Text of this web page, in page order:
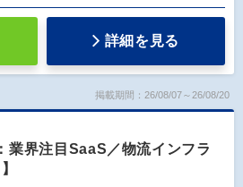
詳細を見る
掲載期間：26/08/07～26/08/20
業界注目SaaS／物流インフラ